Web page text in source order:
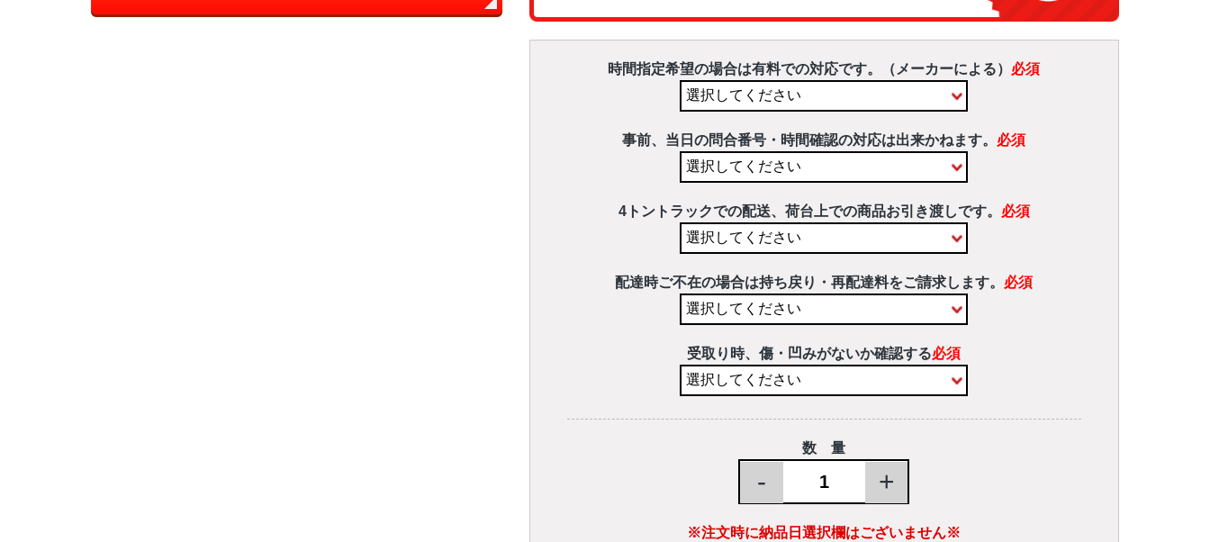
時間指定希望の場合は有料での対応です。（メーカーによる） 必須
事前、当日の問合番号・時間確認の対応は出来かねます。 必須
4トントラックでの配送、荷台上での商品お引き渡しです。 必須
配達時ご不在の場合は持ち戻り・再配達料をご請求します。 必須
受取り時、傷・凹みがないか確認する必須
数 量
- +
※注文時に納品日選択欄はございません※